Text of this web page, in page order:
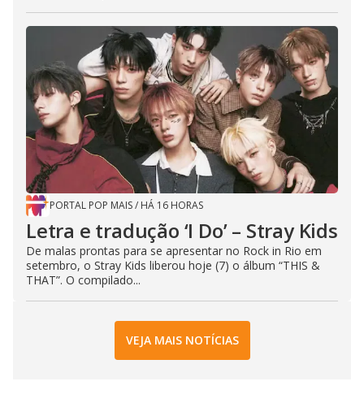
PORTAL POP MAIS/ HÁ 16 HORAS
Letra e tradução ‘I Do’ – Stray Kids
De malas prontas para se apresentar no Rock in Rio em
setembro, o Stray Kids liberou hoje (7) o álbum “THIS &
THAT”. O compilado...
VEJA MAIS NOTÍCIAS